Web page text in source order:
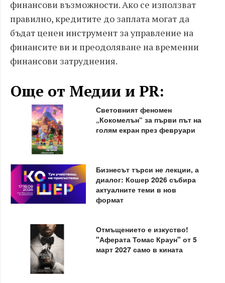
финансови възможности. Ако се използват
правилно, кредитите до заплата могат да
бъдат ценен инструмент за управление на
финансите ви и преодоляване на временни
финансови затруднения.
Още от Медии и PR:
Световният феномен
„Кокомелън“ за първи път на
голям екран през февруари
Бизнесът търси не лекции, а
диалог: Кошер 2026 събира
актуалните теми в нов
формат
Отмъщението е изкуство!
"Аферата Томас Краун" от 5
март 2027 само в кината